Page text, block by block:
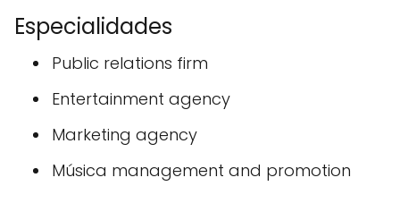
Especialidades
Public relations firm
Entertainment agency
Marketing agency
Música management and promotion